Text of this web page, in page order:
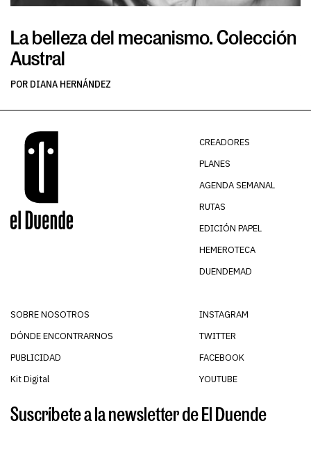
La belleza del mecanismo. Colección
Austral
POR DIANA HERNÁNDEZ
CREADORES
PLANES
AGENDA SEMANAL
RUTAS
EDICIÓN PAPEL
HEMEROTECA
DUENDEMAD
SOBRE NOSOTROS
DÓNDE ENCONTRARNOS
PUBLICIDAD
Kit Digital
INSTAGRAM
TWITTER
FACEBOOK
YOUTUBE
Suscríbete a la newsletter de El Duende